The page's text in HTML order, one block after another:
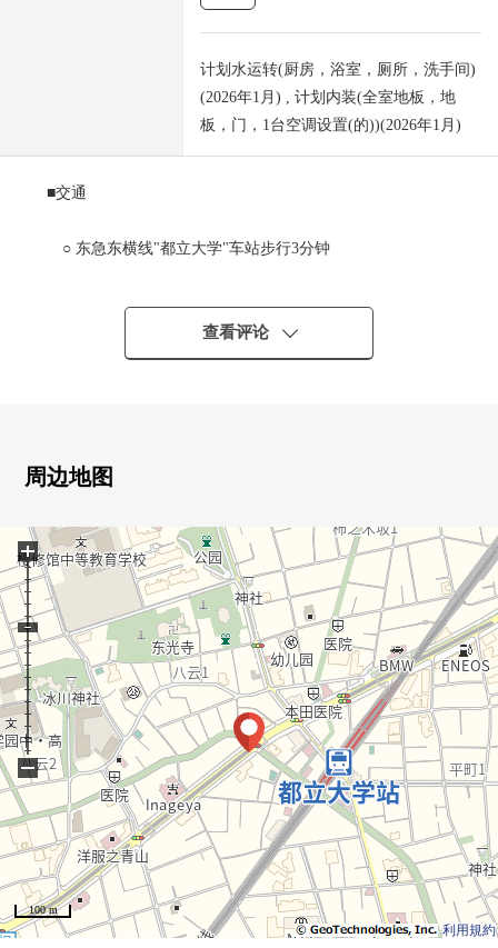
计划水运转(厨房，浴室，厕所，洗手间)
(2026年1月) , 计划内装(全室地板，地
板，门，1台空调设置(的))(2026年1月)
■交通
○ 东急东横线"都立大学"车站步行3分钟
○ 有浴室烘干机的整体卫浴
○ 收纳力的高的步入式衣帽间的
○ 有再加热功能的整体卫浴
○ 家具、照明的
■ 室内翻新内容(2026年1月实施)
○ 地板，Cross
○ 洗脸，厕所
○ 厨房
○ 整体卫浴
○ 门
○ 空调设置(1)
查看评论
周边地图
利用規約
100 m
+
−